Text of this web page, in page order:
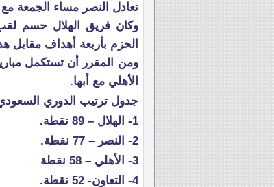
تعادل النصر مساء الجمعة
الحزم بأربعة أهداف مقابل هدف، وذلك قبل 3
الأهلي مع أبها.
جدول ترتيب الدوري
1- الهلال – 89 نقطة.
2- النصر – 77 نقطة.
3- الأهلي – 58 نقطة
4- التعاون- 52 نقطة.